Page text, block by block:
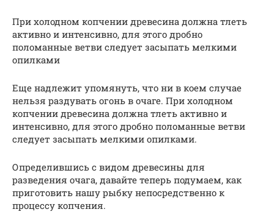
При холодном копчении древесина должна тлеть
активно и интенсивно, для этого дробно
поломанные ветви следует засыпать мелкими
опилками
Еще надлежит упомянуть, что ни в коем случае
нельзя раздувать огонь в очаге. При холодном
копчении древесина должна тлеть активно и
интенсивно, для этого дробно поломанные ветви
следует засыпать мелкими опилками.
Определившись с видом древесины для
разведения очага, давайте теперь подумаем, как
приготовить нашу рыбку непосредственно к
процессу копчения.